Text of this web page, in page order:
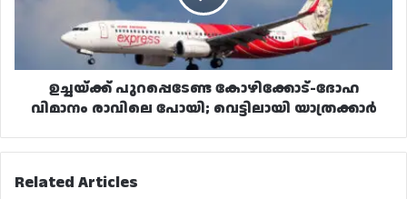
വെട്ടിലായി
യാത്രക്കാർ
ഉച്ചയ്ക്ക് പുറപ്പെടേണ്ട കോഴിക്കോട്-ദോഹ
വിമാനം രാവിലെ പോയി; വെട്ടിലായി യാത്രക്കാർ
Related Articles